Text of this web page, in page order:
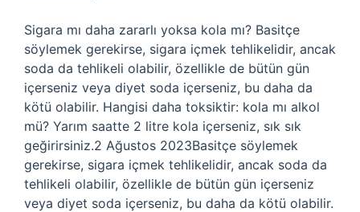
Sigara mı daha zararlı yoksa kola mı? Basitçe
söylemek gerekirse, sigara içmek tehlikelidir, ancak
soda da tehlikeli olabilir, özellikle de bütün gün
içerseniz veya diyet soda içerseniz, bu daha da
kötü olabilir. Hangisi daha toksiktir: kola mı alkol
mü? Yarım saatte 2 litre kola içerseniz, sık sık
geğirirsiniz.2 Ağustos 2023Basitçe söylemek
gerekirse, sigara içmek tehlikelidir, ancak soda da
tehlikeli olabilir, özellikle de bütün gün içerseniz
veya diyet soda içerseniz, bu daha da kötü olabilir.